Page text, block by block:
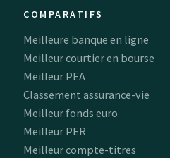
COMPARATIFS
Meilleure banque en ligne
Meilleur courtier en bourse
Meilleur PEA
Classement assurance-vie
Meilleur fonds euro
Meilleur PER
Meilleur compte-titres